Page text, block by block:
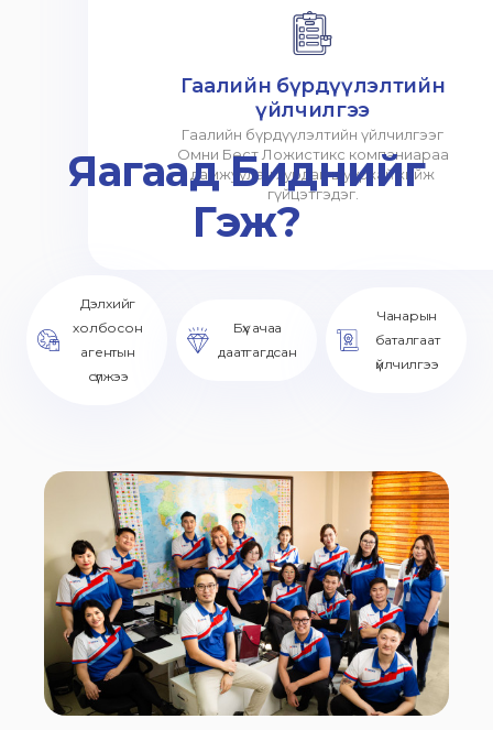
Гаалийн бүрдүүлэлтийн
үйлчилгээ
Гаалийн бүрдүүлэлтийн үйлчилгээг
Омни Бест Ложистикс компаниараа
дамжуулан хурдан шуурхай хийж
гүйцэтгэдэг.
Яагаад Биднийг
Гэж?
Дэлхийг
холбосон
агентын
сүлжээ
Бүх ачаа
даатгагдсан
Чанарын
баталгаат
үйлчилгээ